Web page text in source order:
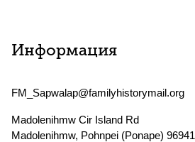
Информация
FM_Sapwalap@familyhistorymail.org
Madolenihmw Cir Island Rd
Madolenihmw, Pohnpei (Ponape) 96941